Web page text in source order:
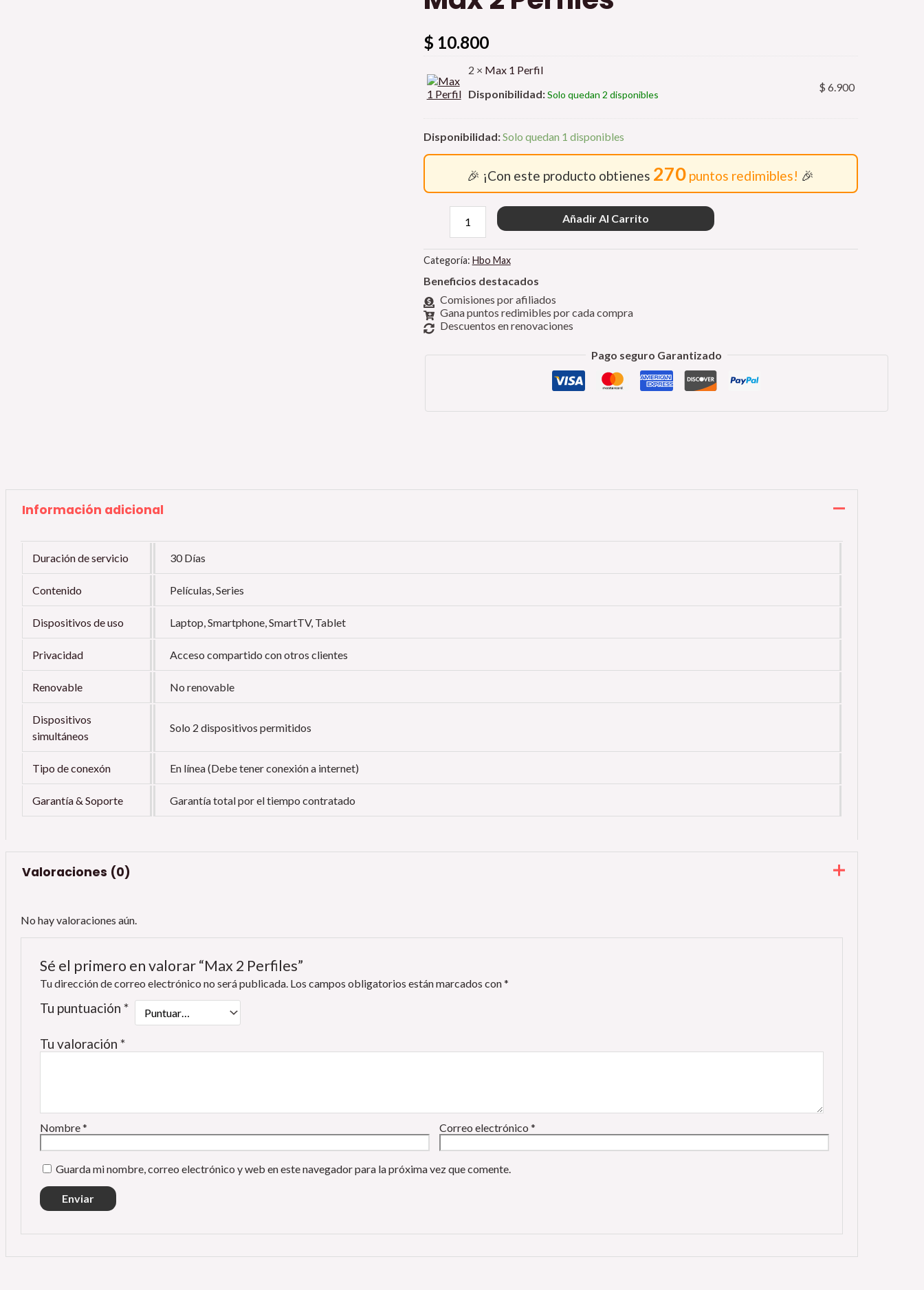
$ 10.800
2 × Max 1 Perfil
Disponibilidad:Solo quedan 2 disponibles
$ 6.900
Disponibilidad:Solo quedan 1 disponibles
🎉 ¡Con este producto obtienes 270 puntos redimibles! 🎉
Añadir Al Carrito
Categoría: Hbo Max
Beneficios destacados
Comisiones por afiliados
Gana puntos redimibles por cada compra
Descuentos en renovaciones
Pago seguro Garantizado
Información adicional
Duración de servicio 30 Días
Contenido Películas, Series
Dispositivos de uso Laptop, Smartphone, SmartTV, Tablet
Privacidad Acceso compartido con otros clientes
Renovable No renovable
Dispositivos
simultáneos
Solo 2 dispositivos permitidos
Tipo de conexón En línea (Debe tener conexión a internet)
Garantía & Soporte Garantía total por el tiempo contratado
Valoraciones (0)
No hay valoraciones aún.
Sé el primero en valorar “Max 2 Perfiles”
Tu dirección de correo electrónico no será publicada. Los campos obligatorios están marcados con*
Tu puntuación *
Tu valoración *
Nombre* Correo electrónico*
Guarda mi nombre, correo electrónico y web en este navegador para la próxima vez que comente.